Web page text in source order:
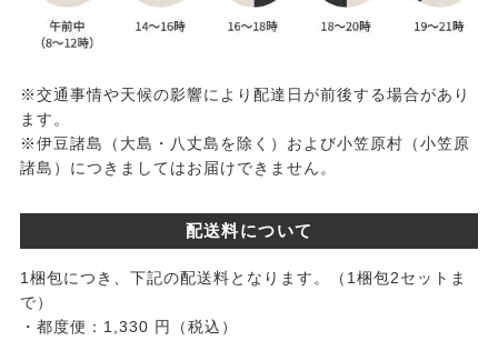
※交通事情や天候の影響により配達日が前後する場合があり
ます。
※伊豆諸島（大島・八丈島を除く）および小笠原村（小笠原
諸島）につきましてはお届けできません。
配送料について
1梱包につき、下記の配送料となります。（1梱包2セットま
で）
・都度便：1,330 円（税込）